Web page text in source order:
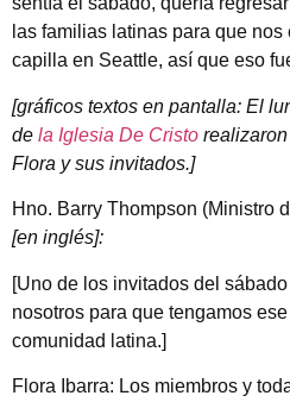
las familias latinas para que
capilla en Seattle, así que eso
[gráficos textos en pantalla: El
de la Iglesia De Cristo
Flora y sus invitados.]
Hno. Barry Thompson (Ministro
[en inglés]:
[Uno de los invitados del
nosotros para que tengamos
comunidad latina.]
Flora Ibarra: Los miembros y